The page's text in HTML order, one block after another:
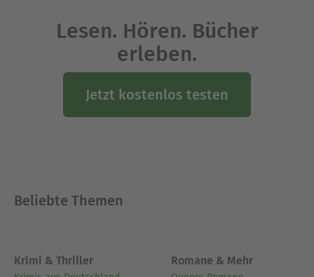
Lesen. Hören. Bücher
erleben.
Jetzt kostenlos testen
Beliebte Themen
Krimi & Thriller Romane & Mehr